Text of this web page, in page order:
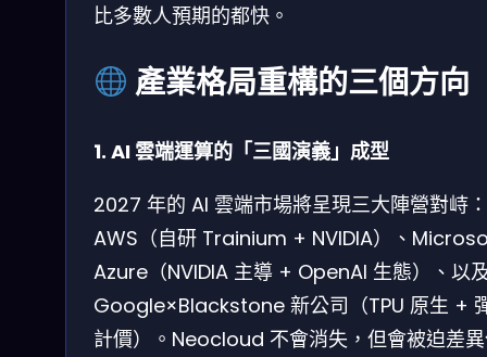
比多數人預期的都快。
產業格局重構的三個方向
1. AI 雲端運算的「三國演義」成型
2027 年的 AI 雲端市場將呈現三大陣營對峙：
AWS（自研 Trainium + NVIDIA）、
Azure（NVIDIA 主導 + OpenAI 生態）、以
Google×Blackstone 新公司（TPU 原生 +
計價）。Neocloud 不會消失，但會被迫差